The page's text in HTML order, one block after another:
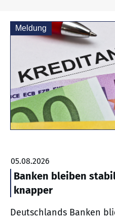
Meldung
05.08.2026
Banken bleiben
knapper
Deutschlands Banken